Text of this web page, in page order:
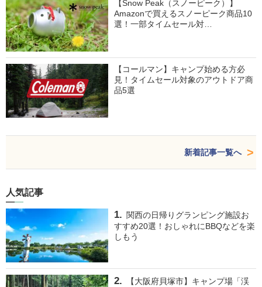
【Snow Peak（スノーピーク）】
Amazonで買えるスノーピーク商品10
選！一部タイムセール対…
【コールマン】キャンプ始める方必
見！タイムセール対象のアウトドア商
品5選
新着記事一覧へ
人気記事
関西の日帰りグランピング施設お
すすめ20選！おしゃれにBBQなどを楽
しもう
【大阪府貝塚市】キャンプ場「渓